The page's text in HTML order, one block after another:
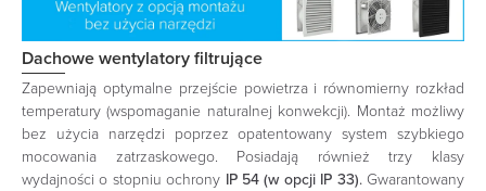
Dachowe wentylatory filtrujące
Zapewniają optymalne przejście powietrza i równomierny rozkład
temperatury (wspomaganie naturalnej konwekcji). Montaż możliwy
bez użycia narzędzi poprzez opatentowany system szybkiego
mocowania zatrzaskowego. Posiadają również trzy klasy
wydajności o stopniu ochrony IP 54 (w opcji IP 33).Gwarantowany